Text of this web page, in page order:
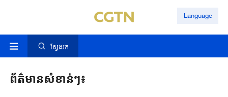
Language
ស្វែងរក
ព័ត៌មាន​សំខាន់​ៗ​៖